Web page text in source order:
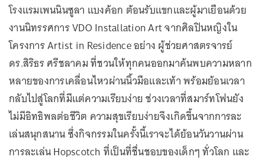
โรงแรมเพนนินซูลา แบงค้อก ต้อนรับแขกและผู้มาเยือนด้วย
งานนิทรรศการ VDO Installation Art จากศิลปินหญิงใน
โครงการ Artist in Residence อย่าง ผู้ช่วยศาสตรจารย์
ดร.สิริธร ศรีชลาคม ที่ชวนให้ทุกคนออกมาค้นพบความหลาก
หลายของการเคลื่อนไหวผ่านนิ้วมือและเท้า พร้อมย้อนเวลา
กลับไปสู่โลกที่มีแต่ความเรียบง่าย ช่วงเวลาที่สมาร์ทโฟนยัง
ไม่มีอิทธิพลต่อชีวิต ความสุขเรียบง่ายจึงเกิดขึ้นจากการละ
เล่นสนุกสนาน ซึ่งกิจกรรมในครั้งนี้เราจะได้ย้อนวันวานผ่าน
การละเล่น Hopscotch ที่เป็นที่ชื่นชอบของเด็กๆ ทั่วโลก และ